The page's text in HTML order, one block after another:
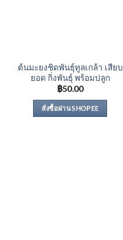
ต้นมะยงชิดพันธุ์ทูลเกล้า เสียบ
ยอด กิ่งพันธุ์ พร้อมปลูก
฿50.00
สั่งซื้อผ่าน SHOPEE